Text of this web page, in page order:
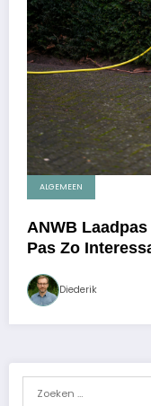
ALGEMEEN
ANWB
Pas Zo
Diederik